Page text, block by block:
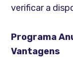
verificar a
Programa
Vantagens